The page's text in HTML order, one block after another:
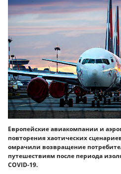
Европейские авиакомпании и
повторения хаотических
омрачили возвращение
путешествиям после периода
COVID-19.